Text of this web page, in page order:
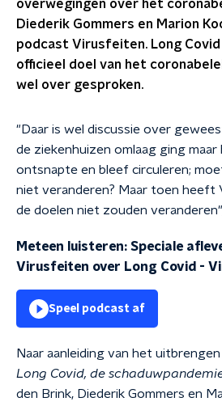
overwegingen over het
Diederik Gommers en Marion
podcast Virusfeiten. Long
officieel doel van het
wel over gesproken.
"Daar is wel discussie over
de ziekenhuizen omlaag ging
ontsnapte en bleef circuleren;
niet veranderen? Maar toen heeft
de doelen niet zouden
Meteen luisteren: Speciale
Virusfeiten over Long Covid -
Speel podcast af
Naar aanleiding van het
Long Covid, de
den Brink, Diederik Gommers en